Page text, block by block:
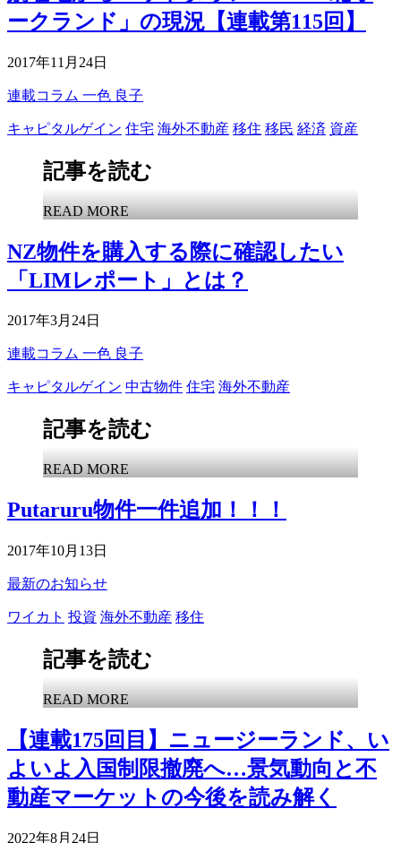
ークランド」の現況【連載第115回】
2017年11月24日
連載コラム 一色 良子
キャピタルゲイン 住宅 海外不動産 移住 移民 経済 資産
記事を読む
READ MORE
NZ物件を購入する際に確認したい
「LIMレポート」とは？
2017年3月24日
連載コラム 一色 良子
キャピタルゲイン 中古物件 住宅 海外不動産
記事を読む
READ MORE
Putaruru物件一件追加！！！
2017年10月13日
最新のお知らせ
ワイカト 投資 海外不動産 移住
記事を読む
READ MORE
【連載175回目】ニュージーランド、い
よいよ入国制限撤廃へ…景気動向と不
動産マーケットの今後を読み解く
2022年8月24日